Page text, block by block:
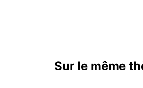
Sur le même